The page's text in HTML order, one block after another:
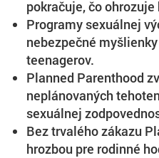
pokračuje, čo
Programy sexuálnej
nebezpečné
teenagerov.
Planned Parenthood
neplánovaných
sexuálnej
Bez trvalého zákazu
hrozbou pre rodinné